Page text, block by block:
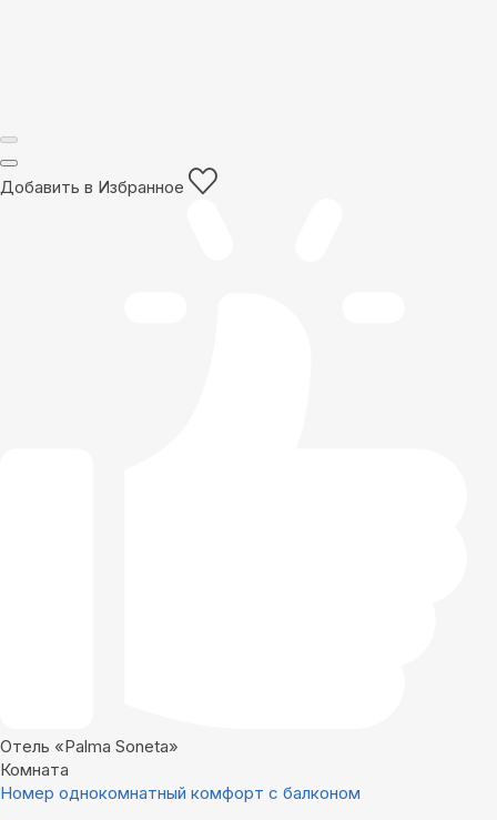
Добавить в Избранное
Отель «Palma Soneta»
Комната
Номер однокомнатный комфорт с балконом